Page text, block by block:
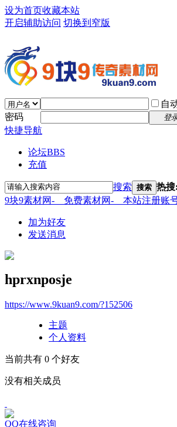
设为首页收藏本站
开启辅助访问 切换到窄版
自
密码
登
快捷导航
论坛BBS
充值
搜索 搜索 热搜:
9块9素材网-＿免费素材网-＿本站注册账
加为好友
发送消息
hprxnposje
https://www.9kuan9.com/?152506
主题
个人资料
当前共有 0 个好友
没有相关成员
QQ在线咨询